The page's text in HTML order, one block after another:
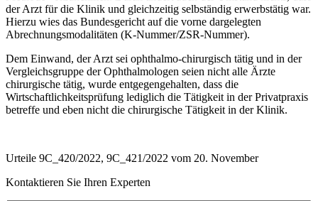
der Arzt für die Klinik und gleichzeitig selbständig erwerbstätig war.
Hierzu wies das Bundesgericht auf die vorne dargelegten
Abrechnungsmodalitäten (K-Nummer/ZSR-Nummer).
Dem Einwand, der Arzt sei ophthalmo-chirurgisch tätig und in der
Vergleichsgruppe der Ophthalmologen seien nicht alle Ärzte
chirurgische tätig, wurde entgegengehalten, dass die
Wirtschaftlichkeitsprüfung lediglich die Tätigkeit in der Privatpraxis
betreffe und eben nicht die chirurgische Tätigkeit in der Klinik.
Urteile 9C_420/2022, 9C_421/2022 vom 20. November
Kontaktieren Sie Ihren Experten